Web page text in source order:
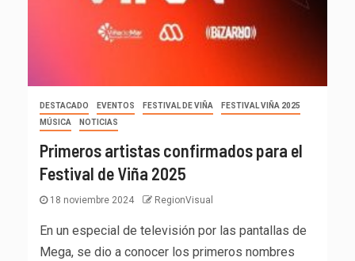
DESTACADO EVENTOS FESTIVAL DE VIÑA
FESTIVAL VIÑA 2025
MÚSICA
NOTICIAS
Primeros artistas confirmados para el
Festival de Viña 2025
18 noviembre 2024 RegionVisual
En un especial de televisión por las pantallas de
Mega, se dio a conocer los primeros nombres